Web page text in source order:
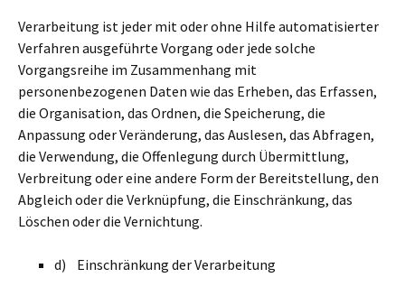
Verarbeitung ist jeder mit oder ohne Hilfe automatisierter
Verfahren ausgeführte Vorgang oder jede solche
Vorgangsreihe im Zusammenhang mit
personenbezogenen Daten wie das Erheben, das Erfassen,
die Organisation, das Ordnen, die Speicherung, die
Anpassung oder Veränderung, das Auslesen, das Abfragen,
die Verwendung, die Offenlegung durch Übermittlung,
Verbreitung oder eine andere Form der Bereitstellung, den
Abgleich oder die Verknüpfung, die Einschränkung, das
Löschen oder die Vernichtung.
d) Einschränkung der Verarbeitung